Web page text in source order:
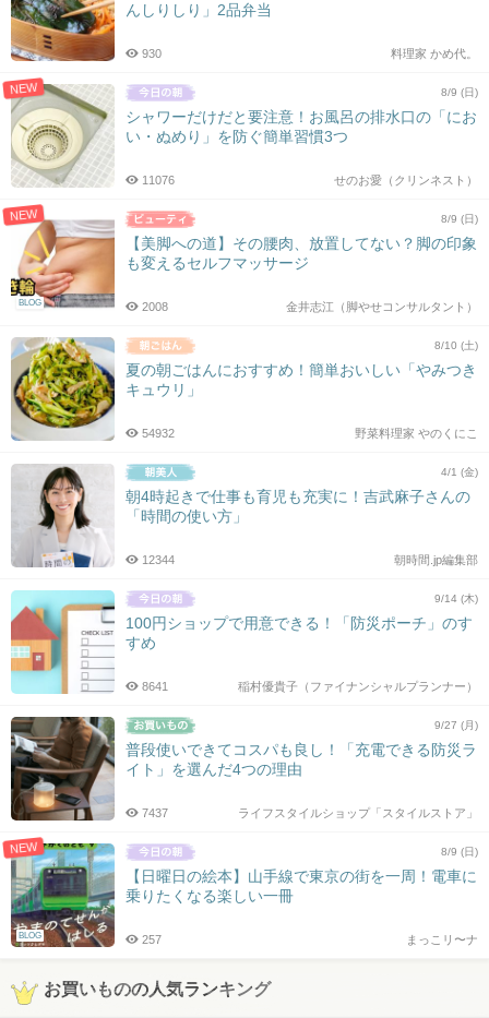
んしりしり」2品弁当
料理家 かめ代。
930
NEW 8/9 (日)
シャワーだけだと要注意！お風呂の排水口の「にお
い・ぬめり」を防ぐ簡単習慣3つ
せのお愛（クリンネスト）
11076
NEW
BLOG
8/9 (日)
【美脚への道】その腰肉、放置してない？脚の印象
も変えるセルフマッサージ
金井志江（脚やせコンサルタント）
2008
8/10 (土)
夏の朝ごはんにおすすめ！簡単おいしい「やみつき
キュウリ」
野菜料理家 やのくにこ
54932
4/1 (金)
朝4時起きで仕事も育児も充実に！吉武麻子さんの
「時間の使い方」
朝時間.jp編集部
12344
9/14 (木)
100円ショップで用意できる！「防災ポーチ」のす
すめ
稲村優貴子（ファイナンシャルプランナー）
8641
9/27 (月)
普段使いできてコスパも良し！「充電できる防災ラ
イト」を選んだ4つの理由
ライフスタイルショップ「スタイルストア」
7437
NEW
BLOG
8/9 (日)
【日曜日の絵本】山手線で東京の街を一周！電車に
乗りたくなる楽しい一冊
まっこリ〜ナ
257
お買いものの人気ランキング